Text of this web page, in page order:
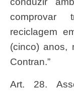
comprovar
reciclagem
(cinco) anos,
Contran.”
Art. 28. Assegura-se aos condutores de